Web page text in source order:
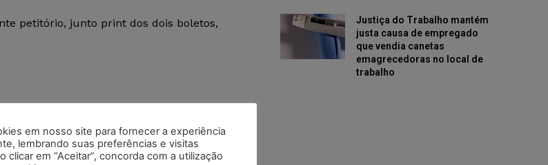
petitório, junto print dos dois boletos,
idênticos ao verdadeiro, tendo como único
por um homem médio como o (a)
do (a) Autor (a).
Justiça do Trabalho mantém
justa causa de empregado
que vendia canetas
emagrecedoras no local de
trabalho
em nosso site para fornecer a experiência
lembrando suas preferências e visitas
clicar em “Aceitar”, concorda com a utilização